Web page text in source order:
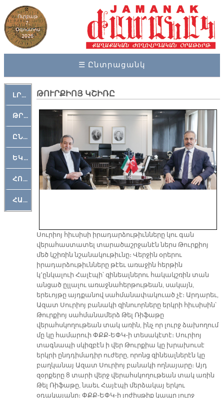
Ուրբաթ
7,
Օգոստոս
2026
☰ Ընտրացանկ
ԼՐԱՀՈՍ
ԹՐՔԱՀԱՅ ԿԵԱՆՔ
ԸՆԿԵՐԱՄՇԱԿՈՒԹԱՅԻՆ
ԵԿԵՂԵՑԱԿԱՆ
ՀՈԳԵՄՏԱՒՈՐ
ՀԱՐԹԱԿ
ԹՈՒՐՔԻՈՅ ԿՇԻՌԸ
Սուրիոյ հիւսիսի իրադարձութիւնները կու գան
վերահաստատել տարածաշրջանէն ներս Թուրքիոյ
մեծ կշիռին նշանակութիւնը։ Վերջին օրերու
իրադարձութիւնները թէեւ առաջին հերթին
կ՚ընկալուի Հալէպի՝ զինեալներու հակակշռին տան
անցած ըլլալու առաջնահերթութեան, սակայն,
երեւոյթը այդքանով սահմանափակուած չէ։ Արդարեւ,
Ազատ Սուրիոյ բանակի զինուորները երկրի հիւսիսին՝
Թուրքիոյ սահմանամերձ Թել Ռիֆաթը
վերահսկողութեան տակ առին, ինչ որ լուրջ ձախողում
մը կը համարուի ՓՔՔ-ԵՓԿ-ի տեսակէտէ։ Սուրիոյ
տագնապի սկիզբէն ի վեր Թուրքիա կը խրախուսէ
երկրի ընդդիմադիր ուժերը, որոնց զինեալներէն կը
բաղկանայ Ազատ Սուրիոյ բանակի ողնայարը։ Այդ
զօրքերը 8 տարի վերջ վերահսկողութեան տակ առին
Թել Ռիֆաթը, նաեւ Հայէպի մերձակայ երկու
օդակայանը։ ՓՔՔ-ԵՓԿ-ի լոժիսթիք կապը լուրջ